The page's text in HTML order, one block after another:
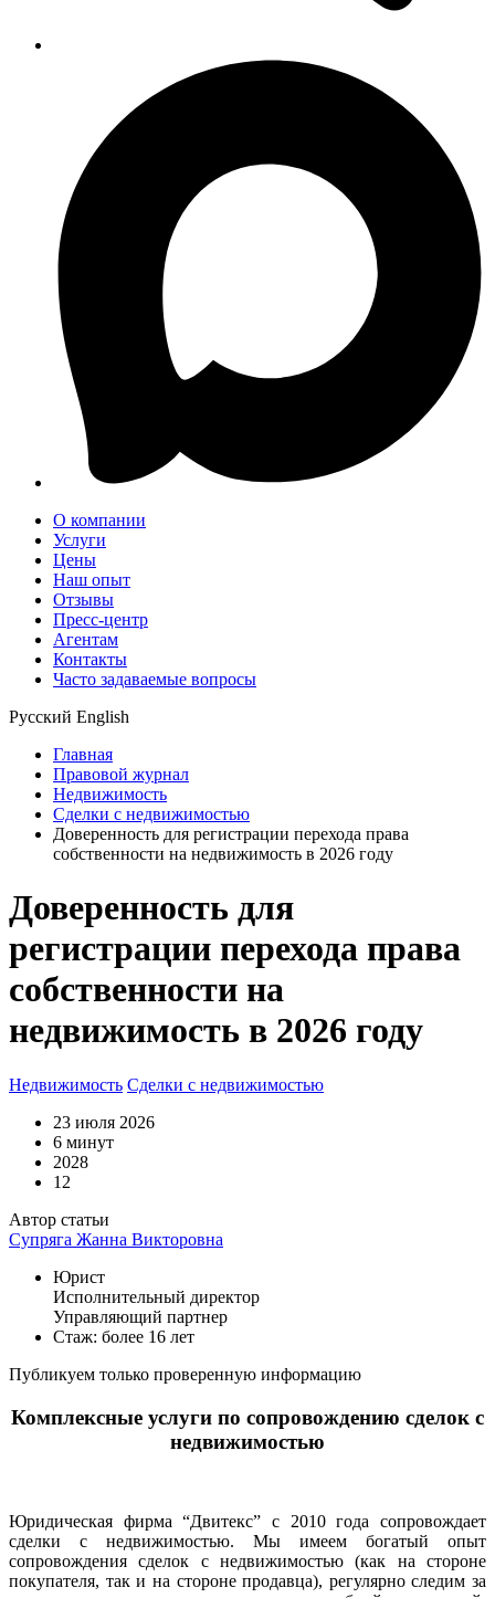
О компании
Услуги
Цены
Наш опыт
Отзывы
Пресс-центр
Агентам
Контакты
Часто задаваемые вопросы
Русский English
Главная
Правовой журнал
Недвижимость
Сделки с недвижимостью
Доверенность для регистрации перехода права
собственности на недвижимость в 2026 году
Доверенность для
регистрации перехода права
собственности на
недвижимость в 2026 году
Недвижимость Сделки с недвижимостью
23 июля 2026
6 минут
2028
12
Автор статьи
Супряга Жанна Викторовна
Юрист
Исполнительный директор
Управляющий партнер
Стаж: более 16 лет
Публикуем только проверенную информацию
Комплексные услуги по сопровождению сделок с
недвижимостью
Юридическая фирма “Двитекс” с 2010 года сопровождает
сделки с недвижимостью. Мы имеем богатый опыт
сопровождения сделок с недвижимостью (как на стороне
покупателя, так и на стороне продавца), регулярно следим за